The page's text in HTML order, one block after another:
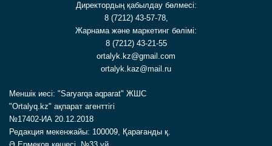
Директордың қабылдау бөлмесі:
8 (7212) 43-57-78,
Жарнама және маркетинг бөлімі:
8 (7212) 43-21-55
ortalyk.kz@gmail.com
ortalyk.kaz@mail.ru
Меншік иесі: "Saryarqa aqparat" ЖШС
"Ortalyq.kz" ақпарат агенттігі
№17402-ИА 20.12.2018
Редакция мекенжайы: 100009, Қарағанды қ.